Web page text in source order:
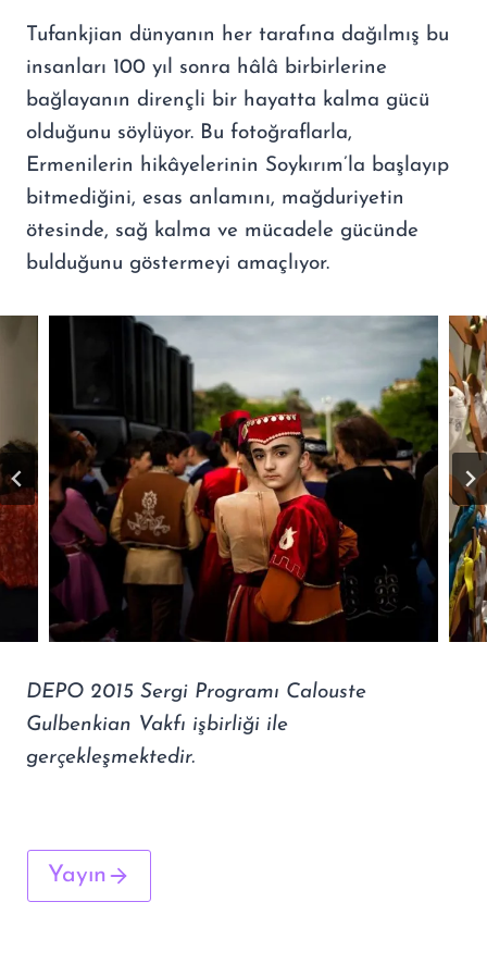
Tufankjian dünyanın her tarafına dağılmış bu
insanları 100 yıl sonra hâlâ birbirlerine
bağlayanın dirençli bir hayatta kalma gücü
olduğunu söylüyor. Bu fotoğraflarla,
Ermenilerin hikâyelerinin Soykırım’la başlayıp
bitmediğini, esas anlamını, mağduriyetin
ötesinde, sağ kalma ve mücadele gücünde
bulduğunu göstermeyi amaçlıyor.
DEPO 2015 Sergi Programı Calouste
Gulbenkian Vakfı işbirliği ile
gerçekleşmektedir.
Yayın